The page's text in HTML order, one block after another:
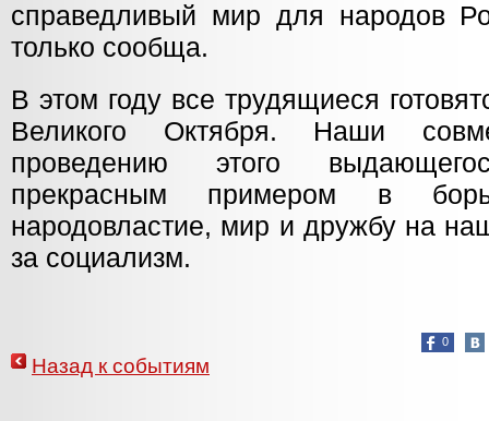
справедливый мир для народов
только сообща.
В этом году все трудящиеся
Великого Октября. Наши
проведению этого
прекрасным примером в
народовластие, мир и дружбу на
за социализм.
0
Назад к событиям